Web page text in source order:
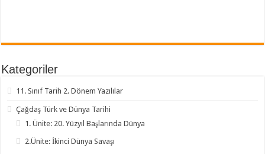
Kategoriler
11. Sınıf Tarih 2. Dönem Yazılılar
Çağdaş Türk ve Dünya Tarihi
1. Ünite: 20. Yüzyıl Başlarında Dünya
2.Ünite: İkinci Dünya Savaşı